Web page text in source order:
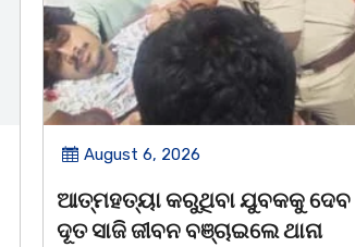
August 5, 2026
ନୀଳକଣ୍ଠ ଦାସ ଥିଲେ ବହୁମୁଖୀ
ବ୍ୟକ୍ତିତ୍ୱ ର ଅଧିକାରୀ /ତିନି